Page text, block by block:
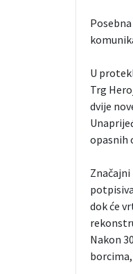
U
Trg
dvije
opasnih
dok će
Nakon